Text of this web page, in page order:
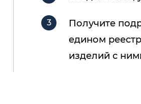
Получите
едином
изделий с